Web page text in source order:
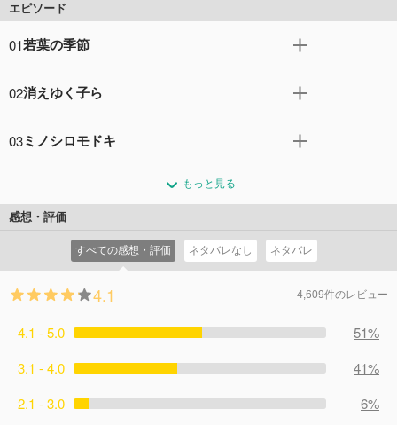
エピソード
01若葉の季節
人口3000人ほどの町・神栖66町。和貴園と呼ばれる小学校
力”の発現のため、利根川上流の隠れ寺・清浄寺での神聖な
02消えゆく子ら
いていた。突然姿を消した麗子など、最初から存在しなか
ある“搬球トーナメント”の時期が近づいてくる。それは、
ふたつの班が搬球側と妨害側に別れて競う、呪力を使った
球技大会。搬球側は大きな大理石の球を転がしてゴールの
穴を目指し、妨害側はそれを阻止するという競技だ。早
季、瞬、覚、真理亜、守の5人は、学園生活を満喫しなが
コメント5件拍手9回
03ミノシロモドキ
は、キャンプを張りながら7日をかけてカヌーで利根川を
遡り、自分たちの力だけで自然を探索するという野外実
ー以外とは誰にも会わないという、いやが上にも冒険心を
かき立てるものだった。
コメント5件 拍手9回
もっと見る
感想・評価
すべての感想・評価 ネタバレなし ネタバレ
4.1 4,609件のレビュー
4.1 - 5.0
51%
3.1 - 4.0
41%
2.1 - 3.0
6%